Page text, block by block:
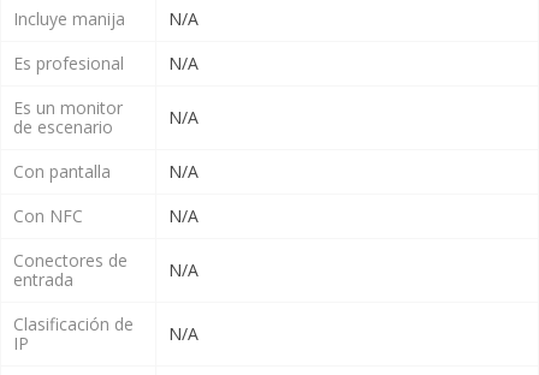
Incluye manija
N/A
Es profesional
N/A
Es un monitor
de escenario
N/A
Con pantalla
N/A
Con NFC
N/A
Conectores de
entrada
N/A
Clasificación de
IP
N/A